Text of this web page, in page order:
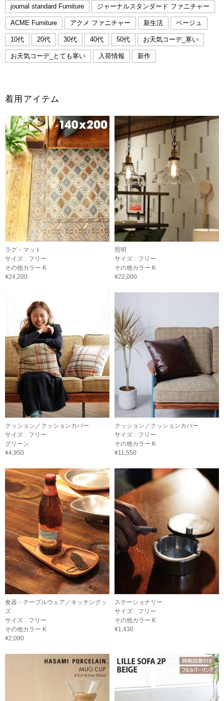
journal standard Furniture ジャーナルスタンダード ファニチャー
ACME Furniture アクメ ファニチャー 新生活 ベージュ
10代 20代 30代 40代 50代 お天気コーデ_寒い
お天気コーデ_とても寒い 入荷情報 新作
着用アイテム
ラグ・マット
サイズ : フリー
その他カラー K
¥24,200
照明
サイズ : フリー
その他カラー K
¥22,000
クッション／クッションカバー
サイズ : フリー
グリーン
¥4,950
クッション／クッションカバー
サイズ : フリー
その他カラー K
¥11,550
食器・テーブルウェア／キッチングッ
ズ
サイズ : フリー
その他カラー K
¥2,090
ステーショナリー
サイズ : フリー
その他カラー K
¥1,430